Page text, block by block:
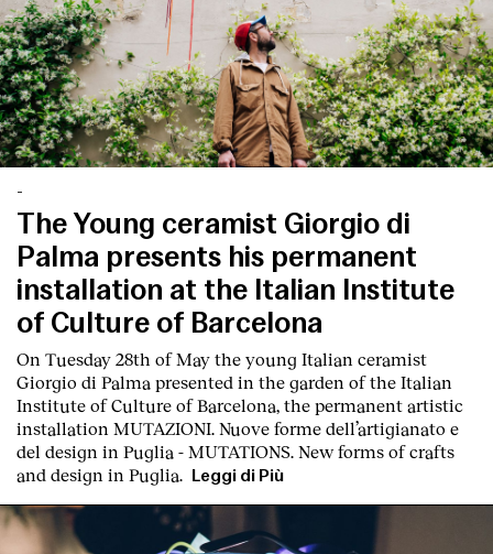
Contatto
-
The Young ceramist Giorgio di
Palma presents his permanent
installation at the Italian Institute
of Culture of Barcelona
On Tuesday 28th of May the young Italian ceramist
Giorgio di Palma presented in the garden of the Italian
Institute of Culture of Barcelona, the permanent artistic
installation MUTAZIONI. Nuove forme dell’artigianato e
del design in Puglia - MUTATIONS. New forms of crafts
and design in Puglia.
Leggi di Più